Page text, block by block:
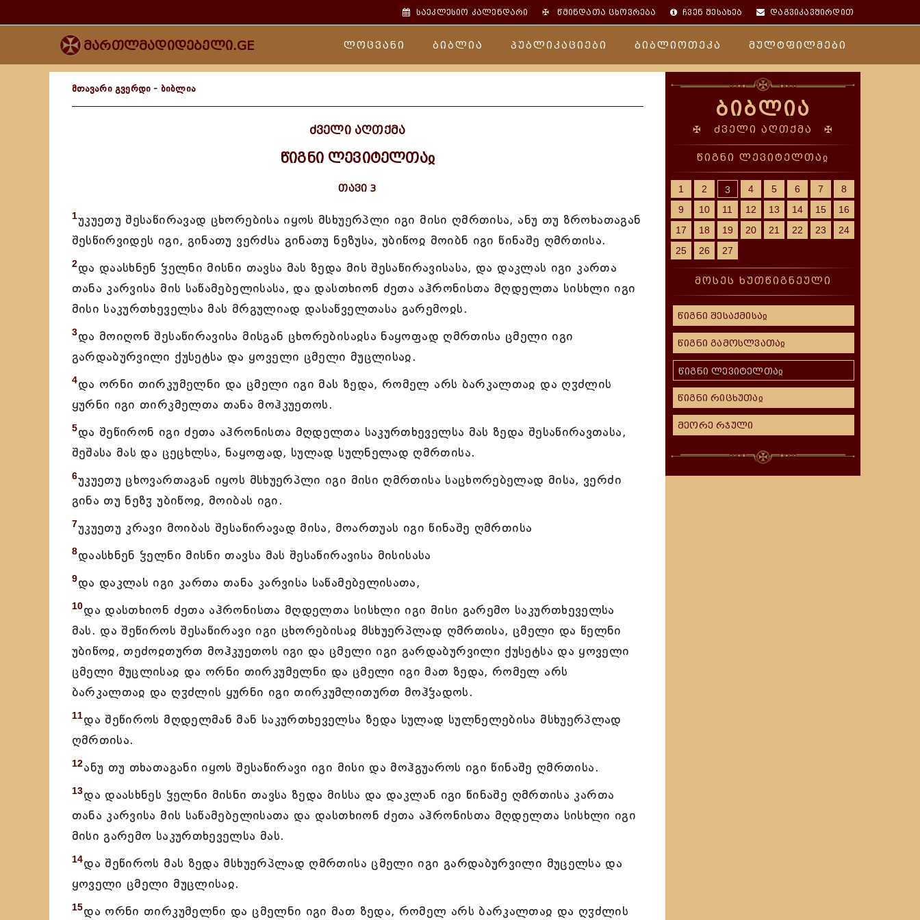
საეკლესიო კალენდარი ✠წმინდათა ცხოვრება ჩვენ შესახებ დაგვიკავშირდით
მართლმადიდებელი.GE ლოცვანი ბიბლია პუბლიკაციები ბიბლიოთეკა მულტფილმები
მთავარი გვერდი - ბიბლია
ძველი აღთქმა
წიგნი ლევიტელთაჲ
თავი 3
1უკუეთუ შესაწირავად ცხორებისა იყოს მსხუერპლი იგი მისი ღმრთისა, ანუ თუ ზროხათაგან
შესწირვიდეს იგი, გინათუ ვერძსა გინათუ ნეზუსა, უბიწოჲ მოიბნ იგი წინაშე ღმრთისა.
2და დაასხნენ ჴელნი მისნი თავსა მას ზედა მის შესაწირავისასა, და დაკლას იგი კართა
თანა კარვისა მის საწამებელისასა, და დასთხიონ ძეთა აჰრონისთა მღდელთა სისხლი იგი
მისი საკურთხეველსა მას მრგულიად დასაწველთასა გარემოჲს.
3და მოიღონ შესაწირავისა მისგან ცხორებისაჲსა ნაყოფად ღმრთისა ცმელი იგი
გარდაბურვილი ქუსეტსა და ყოველი ცმელი მუცლისაჲ.
4და ორნი თირკუმელნი და ცმელი იგი მას ზედა, რომელ არს ბარკალთაჲ და ღჳძლის
ყურნი იგი თირკმელთა თანა მოჰკუეთოს.
5და შეწირონ იგი ძეთა აჰრონისთა მღდელთა საკურთხეველსა მას ზედა შესაწირავთასა,
შეშასა მას და ცეცხლსა, ნაყოფად, სულად სულნელად ღმრთისა.
6უკუეთუ ცხოვართაგან იყოს მსხუერპლი იგი მისი ღმრთისა საცხორებელად მისა, ვერძი
გინა თუ ნეზჳ უბიწოჲ, მოიბას იგი.
7უკუეთუ კრავი მოიბას შესაწირავად მისა, მოართუას იგი წინაშე ღმრთისა
8დაასხნენ ჴელნი მისნი თავსა მას შესაწირავისა მისისასა
9და დაკლას იგი კართა თანა კარვისა საწამებელისათა,
10და დასთხიონ ძეთა აჰრონისთა მღდელთა სისხლი იგი მისი გარემო საკურთხეველსა
მას. და შეწიროს შესაწირავი იგი ცხორებისაჲ მსხუერპლად ღმრთისა, ცმელი და წელნი
უბიწოჲ, თეძოჲთურთ მოჰკუეთოს იგი და ცმელი იგი გარდაბურვილი ქუსეტსა და ყოველი
ცმელი მუცლისაჲ და ორნი თირკუმელნი და ცმელი იგი მათ ზედა, რომელ არს
ბარკალთაჲ და ღჳძლის ყურნი იგი თირკუმლითურთ მოჰჴადოს.
11და შეწიროს მღდელმან მან საკურთხეველსა ზედა სულად სულნელებისა მსხუერპლად
ღმრთისა.
12ანუ თუ თხათაგანი იყოს შესაწირავი იგი მისი და მოჰგუაროს იგი წინაშე ღმრთისა.
13და დაასხნეს ჴელნი მისნი თავსა ზედა მისსა და დაკლან იგი წინაშე ღმრთისა კართა
თანა კარვისა მის საწამებელისათა და დასთხიონ ძეთა აჰრონისთა მღდელთა სისხლი იგი
მისი გარემო საკურთხეველსა მას.
14და შეწიროს მას ზედა მსხუერპლად ღმრთისა ცმელი იგი გარდაბურვილი მუცელსა და
ყოველი ცმელი მუცლისაჲ.
15და ორნი თირკუმელნი და ცმელნი იგი მათ ზედა, რომელ არს ბარკალთაჲ და ღჳძლის
ბიბლია
✠ ძველი აღთქმა ✠
წიგნი ლევიტელთაჲ
1 2 3 4 5 6 7
8
9
10 11 12 13 14 15
16
17
18 19 20 21 22 23
24
25
26 27
მოსეს ხუთწიგნეული
წიგნი შესაქმისაჲ
წიგნი გამოსლვათაჲ
წიგნი ლევიტელთაჲ
წიგნი რიცხუთაჲ
მეორე რჯული